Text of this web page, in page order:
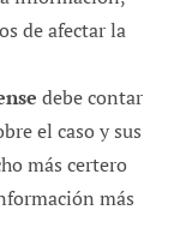
de afectar la
debe contar
el caso y sus
más certero
más